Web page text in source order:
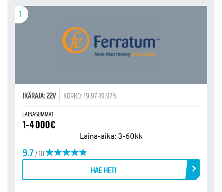
1
IKÄRAJA: 22V KORKO: 19.97-19.97%
LAINASUMMAT
1-4000€
Laina-aika: 3-60kk
9.7/ 10
HAE HETI